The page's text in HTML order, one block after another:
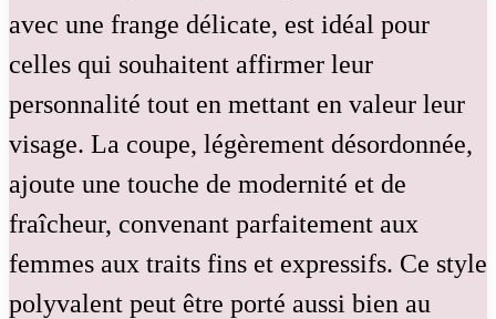
avec une frange délicate, est idéal pour
celles qui souhaitent affirmer leur
personnalité tout en mettant en valeur leur
visage. La coupe, légèrement désordonnée,
ajoute une touche de modernité et de
fraîcheur, convenant parfaitement aux
femmes aux traits fins et expressifs. Ce style
polyvalent peut être porté aussi bien au